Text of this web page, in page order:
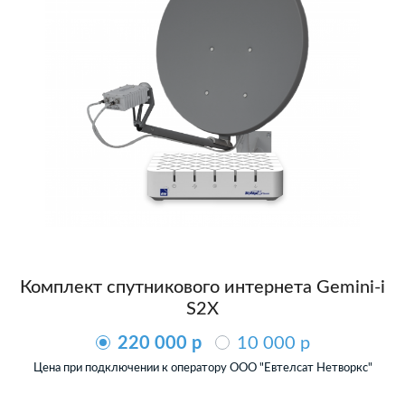
Комплект спутникового интернета Gemini-i
S2X
220 000 p
10 000 p
Цена при подключении к оператору ООО "Евтелсат Нетворкс"